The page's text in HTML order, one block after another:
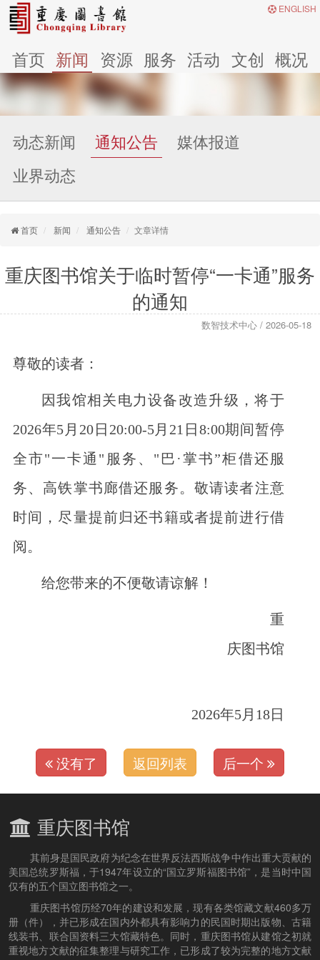
ENGLISH
首页 新闻 资源 服务 活动 文创 概况
动态新闻 通知公告
媒体报道
业界动态
首页 新闻 通知公告 文章详情
重庆图书馆关于临时暂停“一卡通”服务
的通知
数智技术中心 / 2026-05-18
尊敬的读者：
因我馆相关电力设备改造升级，将于
2026年5月20日20:00-5月21日8:00期间暂停
全市"一卡通"服务、"巴·掌书”柜借还服
务、高铁掌书廊借还服务。敬请读者注意
时间，尽量提前归还书籍或者提前进行借
阅。
给您带来的不便敬请谅解！
重
庆图书馆
2026年5月18日
没有了 返回列表 后一个
重庆图书馆
其前身是国民政府为纪念在世界反法西斯战争中作出重大贡献的
美国总统罗斯福，于1947年设立的“国立罗斯福图书馆”，是当时中国
仅有的五个国立图书馆之一。
重庆图书馆历经70年的建设和发展，现有各类馆藏文献460多万
册（件），并已形成在国内外都具有影响力的民国时期出版物、古籍
线装书、联合国资料三大馆藏特色。同时，重庆图书馆从建馆之初就
重视地方文献的征集整理与研究工作，已形成了较为完整的地方文献